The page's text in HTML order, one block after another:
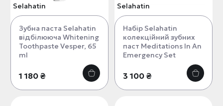
Selahatin
Зубна паста Selahatin
відбілююча Whitening
Toothpaste Vesper, 65
ml
1 180 ₴
Selahatin
Набір Selahatin
колекційний зубних
паст Meditations In An
Emergency Set
3 100 ₴